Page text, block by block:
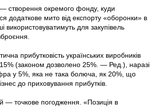
створення окремого фонду, куди
додаткове мито від експорту «оборонки» в
використовуватимуть для закупівель
прибутковість українських виробників
(законом дозволено 25%. — Ред.), наразі
у 5%, яка не така болюча, як 20%, що
до приховування прибутків.
— точкове погодження. «Позиція в